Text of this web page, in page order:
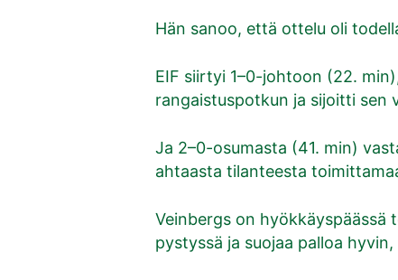
Hän sanoo, että ottelu oli
EIF siirtyi 1–0-johtoon (22.
rangaistuspotkun ja sijoitti sen
Ja 2–0-osumasta (41. min)
ahtaasta tilanteesta
Veinbergs on hyökkäyspäässä
pystyssä ja suojaa palloa